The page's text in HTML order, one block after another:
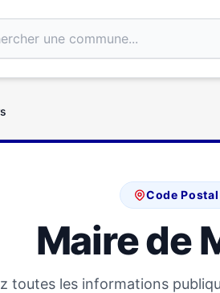
Code
Maire de
toutes les informations